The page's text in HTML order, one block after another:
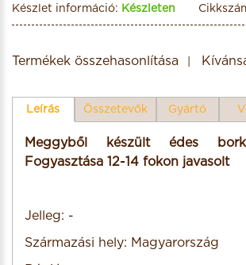
Készlet információ: Készleten
Termékek összehasonlítása
Leírás Összetevők Gyártó
Meggyből készült édes
Fogyasztása 12-14 fokon javasolt
Jelleg: -
Származási hely: Magyarország